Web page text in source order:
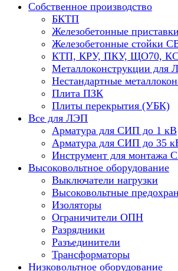
Собственное производство
БКТП
Железобетонные
Железобетонные стойки
КТП, КРУ, ПКУ, ЩО70,
Металлоконструкции для
Нестандартные
Плита ПЗК
Плиты перекрытия (УБК)
Все для ЛЭП
Арматура для СИП до 1 кВ
Арматура для СИП до 35
Инструмент для монтажа
Высоковольтное оборудование
Выключатели нагрузки
Высоковольтные
Изоляторы
Ограничители ОПН
Разрядники
Разъединители
Трансформаторы
Низковольтное оборудование